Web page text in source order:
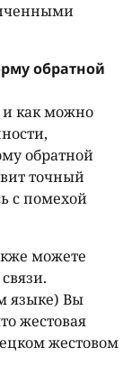
обратной
как можно
обратной
точный
с помехой
можете
языке) Вы
жестовая
жестовом